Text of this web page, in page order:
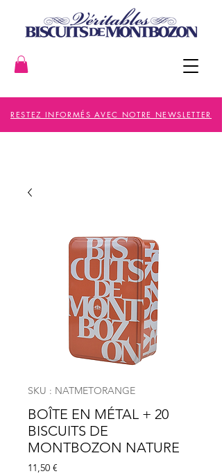
RESTEZ INFORMÉS AVEC NOTRE NEWSLETTER
SKU : NATMETORANGE
BOÎTE EN MÉTAL + 20
BISCUITS DE
MONTBOZON NATURE
11,50 €